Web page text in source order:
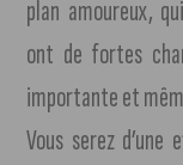
plan amoureux,
ont de fortes
importante et
Vous serez